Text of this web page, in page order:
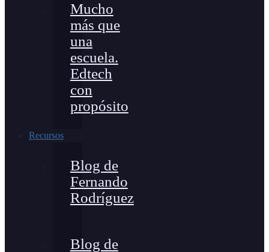
Mucho
más que
una
escuela.
Edtech
con
propósito
Recursos
Blog de
Fernando
Rodríguez
Blog de